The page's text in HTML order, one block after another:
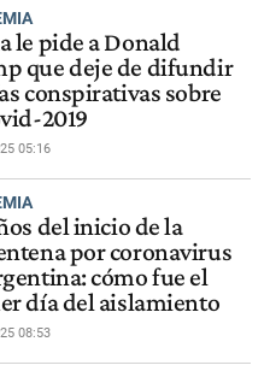
le pide a Donald
que deje de difundir
conspirativas sobre
2019
05:16
del inicio de la
por coronavirus
cómo fue el
día del aislamiento
08:53